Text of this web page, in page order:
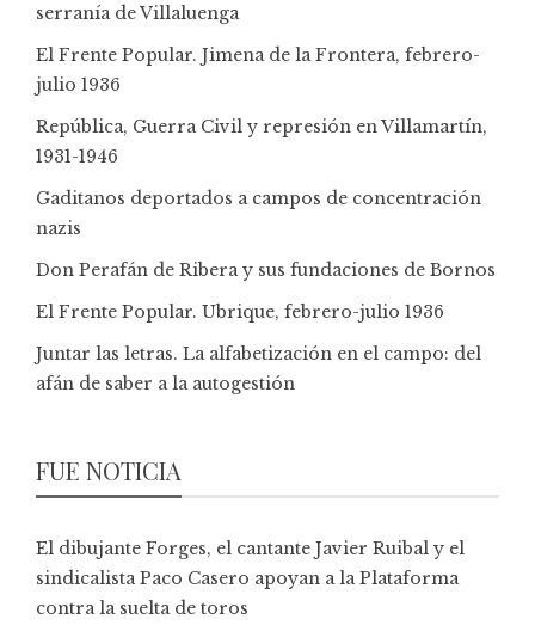
serranía de Villaluenga
El Frente Popular. Jimena de la Frontera, febrero-
julio 1936
República, Guerra Civil y represión en Villamartín,
1931-1946
Gaditanos deportados a campos de concentración
nazis
Don Perafán de Ribera y sus fundaciones de Bornos
El Frente Popular. Ubrique, febrero-julio 1936
Juntar las letras. La alfabetización en el campo: del
afán de saber a la autogestión
FUE NOTICIA
El dibujante Forges, el cantante Javier Ruibal y el
sindicalista Paco Casero apoyan a la Plataforma
contra la suelta de toros